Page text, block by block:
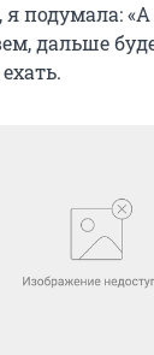
подумала: «А
дальше